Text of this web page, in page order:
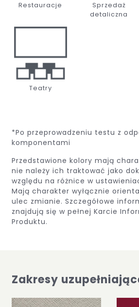
Restauracje
Sprzedaż
detaliczna
Teatry
*Po przeprowadzeniu testu z
komponentami
Przedstawione kolory mają
nie należy ich traktować jako
względu na różnice w
Mają charakter wyłącznie
ulec zmianie. Szczegółowe
znajdują się w pełnej Karcie
Produktu.
Zakresy